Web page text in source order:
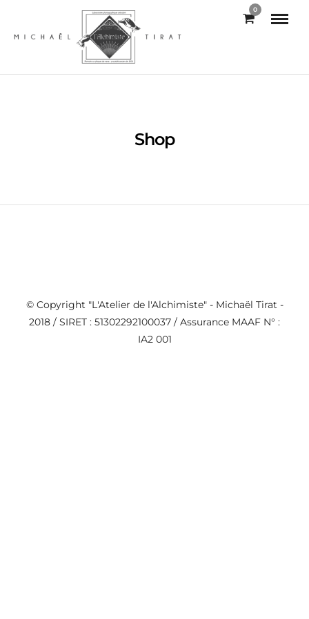
0
Shop
© Copyright "L'Atelier de l'Alchimiste" - Michaël Tirat -
2018 / SIRET : 51302292100037 / Assurance MAAF N° :
IA2 001